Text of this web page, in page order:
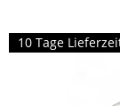
10 Tage